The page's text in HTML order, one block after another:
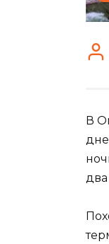
В
два